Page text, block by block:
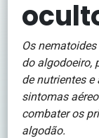
Os
do algodoeiro,
de nutrientes
sintomas
combater os
algodão.